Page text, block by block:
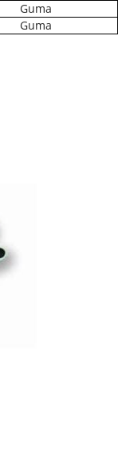
Guma
Guma